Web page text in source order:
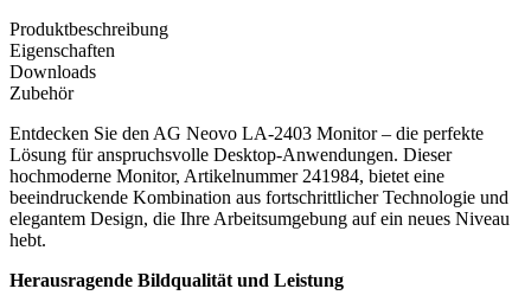
Produktbeschreibung
Eigenschaften
Downloads
Zubehör
Entdecken Sie den AG Neovo LA-2403 Monitor – die perfekte
Lösung für anspruchsvolle Desktop-Anwendungen. Dieser
hochmoderne Monitor, Artikelnummer 241984, bietet eine
beeindruckende Kombination aus fortschrittlicher Technologie und
elegantem Design, die Ihre Arbeitsumgebung auf ein neues Niveau
hebt.
Herausragende Bildqualität und Leistung